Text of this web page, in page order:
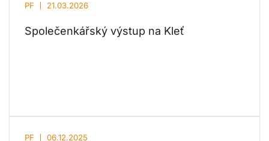
PF 21.03.2026
Společenkářský výstup na Kleť
PF 06.12.2025